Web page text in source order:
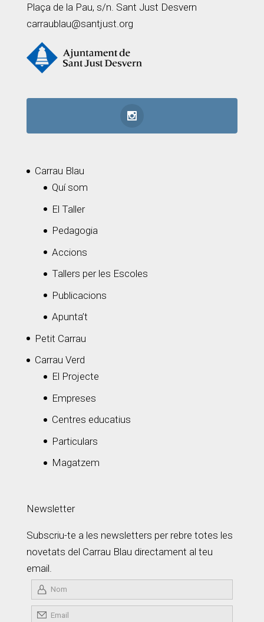
Plaça de la Pau, s/n. Sant Just Desvern
carraublau@santjust.org
Carrau Blau
Quí som
El Taller
Pedagogia
Accions
Tallers per les Escoles
Publicacions
Apunta’t
Petit Carrau
Carrau Verd
El Projecte
Empreses
Centres educatius
Particulars
Magatzem
Newsletter
Subscriu-te a les newsletters per rebre totes les
novetats del Carrau Blau directament al teu
email.